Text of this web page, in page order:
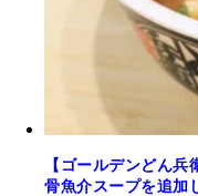
【ゴールデンどん
骨魚介スープを追加